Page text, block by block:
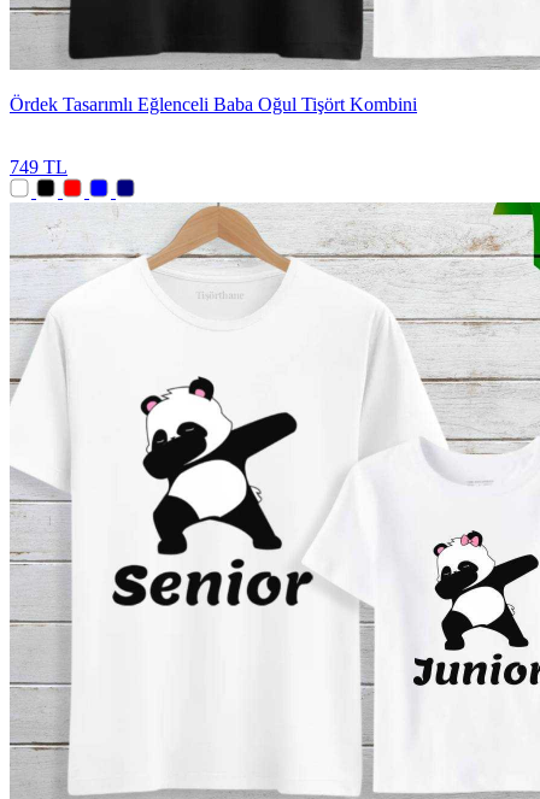
Ördek Tasarımlı Eğlenceli Baba Oğul Tişört Kombini
749 TL